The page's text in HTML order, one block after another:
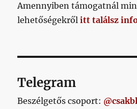
Amennyiben támogatnál
lehetőségekrőlitt találsz
Telegram
Beszélgetős csoport: